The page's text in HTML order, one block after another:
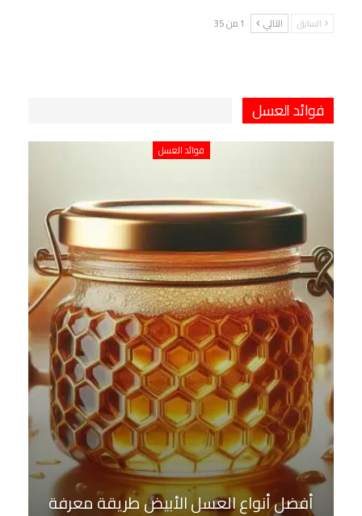
السابق التالي 1 من 35
فوائد العسل
فوائد العسل
أفضل أنواع العسل الأبيض طريقة معرفة